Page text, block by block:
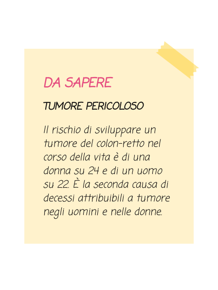
DA SAPERE
TUMORE PERICOLOSO
Il rischio di sviluppare un
tumore del colon-retto nel
corso della vita è di una
donna su 24 e di un uomo
su 22. È la seconda causa di
decessi attribuibili a tumore
negli uomini e nelle donne.